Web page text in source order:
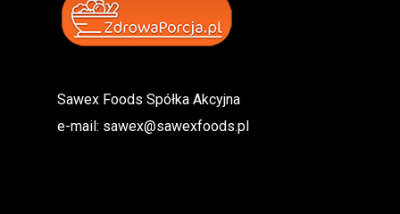
Sawex Foods Spółka Akcyjna
e-mail: sawex@sawexfoods.pl